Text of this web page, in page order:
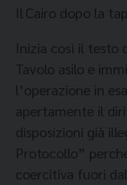
Il Cairo dopo la
Inizia così il testo
Tavolo asilo e
l’operazione in
apertamente il
disposizioni già
Protocollo”
coercitiva fuori